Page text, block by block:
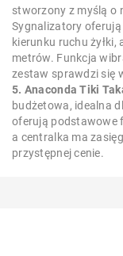
stworzony z myślą o
Sygnalizatory
kierunku ruchu
metrów. Funkcja
zestaw sprawdzi się
5. Anaconda Tiki
budżetowa, idealna
oferują podstawowe
a centralka ma
przystępnej cenie.